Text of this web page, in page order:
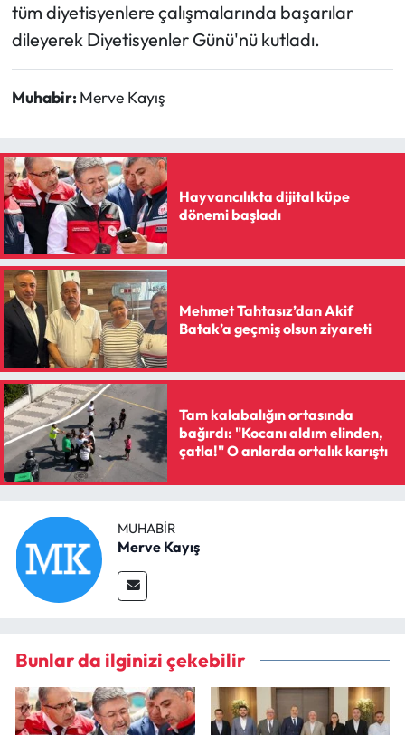
tüm diyetisyenlere çalışmalarında başarılar
dileyerek Diyetisyenler Günü'nü kutladı.
Muhabir: Merve Kayış
Hayvancılıkta dijital küpe
dönemi başladı
Mehmet Tahtasız’dan Akif
Batak’a geçmiş olsun ziyareti
Tam kalabalığın ortasında
bağırdı: "Kocanı aldım elinden,
çatla!" O anlarda ortalık karıştı
MUHABIR
Merve Kayış
Bunlar da ilginizi çekebilir
Sungurlu Haberleri
Turizm
Yaşam
Yayla Haber
Yemek Tarifleri
Yerel Haberler